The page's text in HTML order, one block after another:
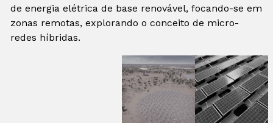
de energia elétrica de base renovável, focando-se em
zonas remotas, explorando o conceito de micro-
redes híbridas.